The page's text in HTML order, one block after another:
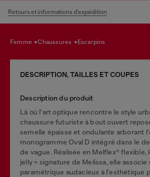
Retours et informations d'expédition
femme chaussures escarpins
DESCRIPTION, TAILLES ET COUPES
Description du produit
Là où l'art optique rencontre le style
chaussure futuriste à bout ouvert
semelle épaisse et ondulante arborant
monogramme Oval D intégré dans le
de vague. Réalisée en Melflex® flexible,
jelly » signature de Melissa, elle associe
paramétrique audacieux à l'esthétique